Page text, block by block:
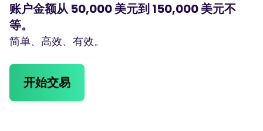
工具
博客
关于我们
账户金额从 50,000 美元到 150,000 美元不
等。
简单、高效、有效。
开始交易